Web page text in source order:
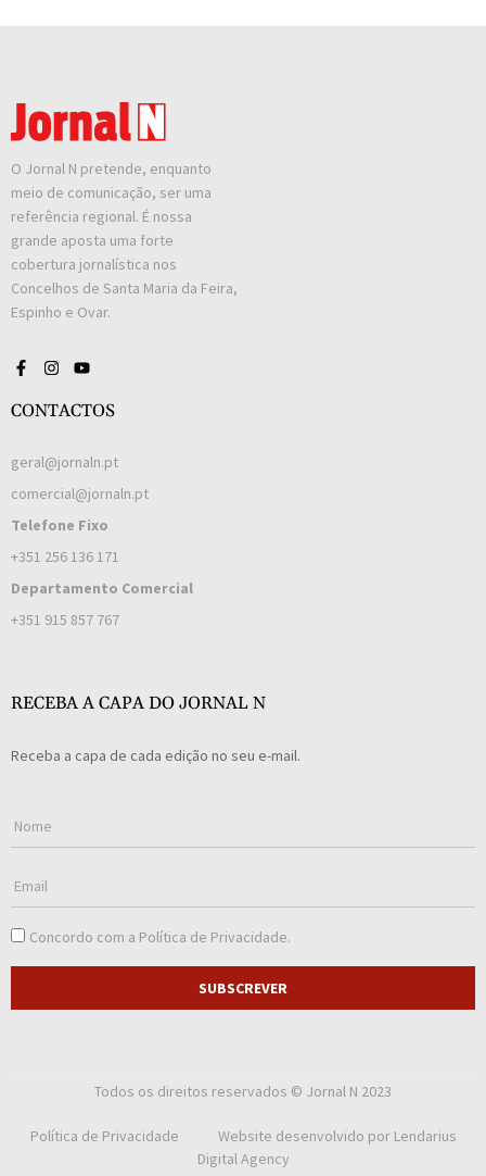
O Jornal N pretende, enquanto
meio de comunicação, ser uma
referência regional. É nossa
grande aposta uma forte
cobertura jornalística nos
Concelhos de Santa Maria da Feira,
Espinho e Ovar.
CONTACTOS
geral@jornaln.pt
comercial@jornaln.pt
Telefone Fixo
+351 256 136 171
Departamento Comercial
+351 915 857 767
RECEBA A CAPA DO JORNAL N
Receba a capa de cada edição no seu e-mail.
Concordo com a Política de Privacidade.
SUBSCREVER
Todos os direitos reservados © Jornal N 2023
Política de Privacidade Website desenvolvido por Lendarius
Digital Agency